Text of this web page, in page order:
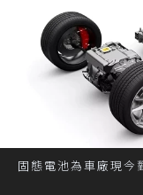
固態電池為車廠現